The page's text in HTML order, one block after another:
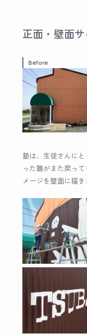
正面・壁面サ
Before
塾は、生徒さんに
った雛がまた戻っ
メージを壁面に描き